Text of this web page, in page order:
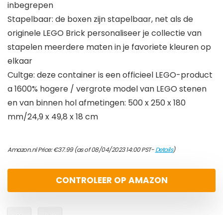
inbegrepen
Stapelbaar: de boxen zijn stapelbaar, net als de
originele LEGO Brick personaliseer je collectie van
stapelen meerdere maten in je favoriete kleuren op
elkaar
Cultge: deze container is een officieel LEGO-product
a 1600% hogere / vergrote model van LEGO stenen
en van binnen hol afmetingen: 500 x 250 x 180
mm/24,9 x 49,8 x 18 cm
Amazon.nl Price:€37.99(as of 08/04/2023 14:00 PST-Details)
CONTROLEER OP AMAZON